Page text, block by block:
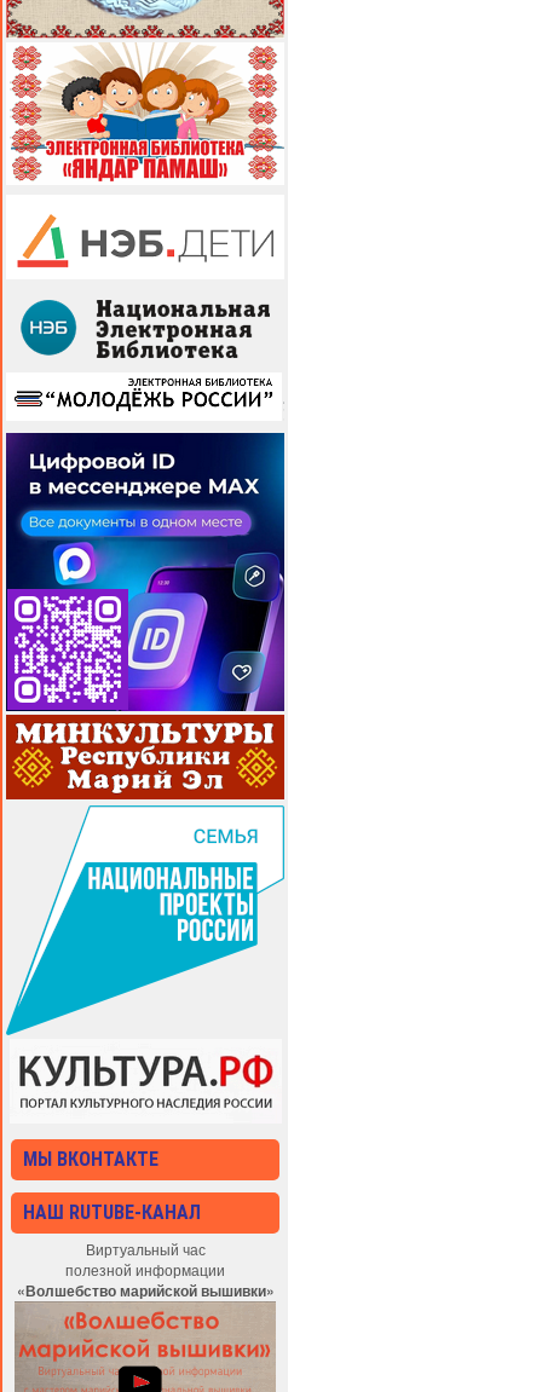
МЫ ВКОНТАКТЕ
НАШ RUTUBE-КАНАЛ
Виртуальный час
полезной информации
«Волшебство марийской вышивки»